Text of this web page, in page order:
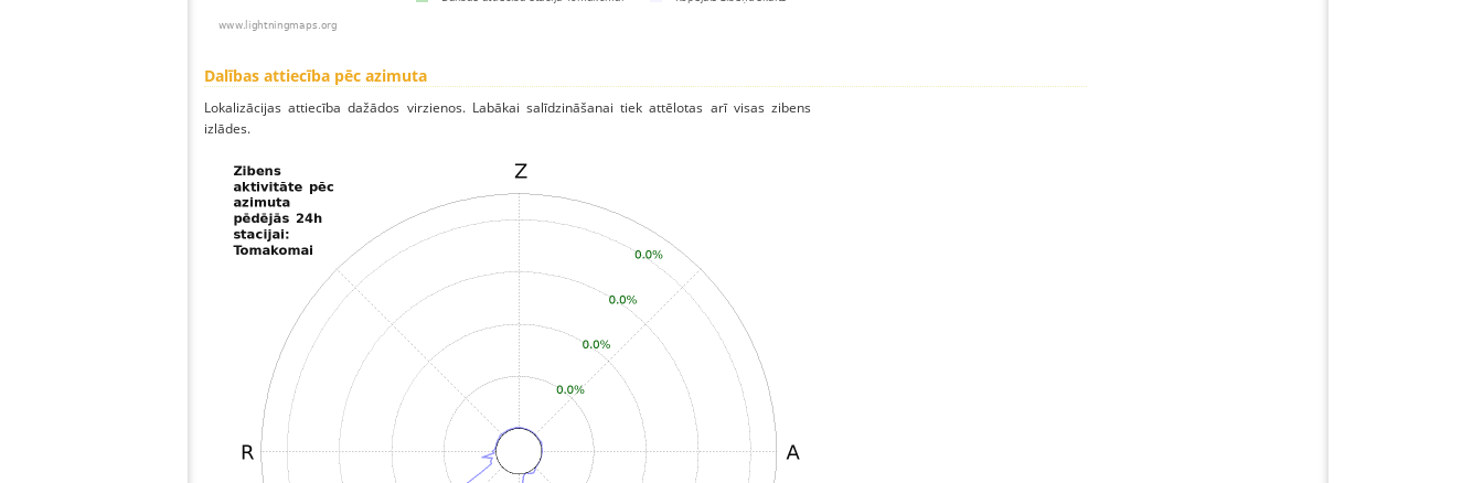
Dalības attiecība pēc azimuta
Lokalizācijas attiecība dažādos virzienos. Labākai salīdzināšanai tiek attēlotas arī visas zibens
izlādes.